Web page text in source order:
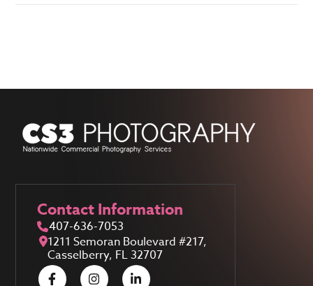
Contact Information
407-636-7053
1211 Semoran Boulevard #217,
Casselberry, FL 32707